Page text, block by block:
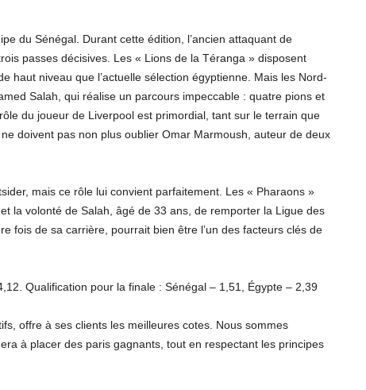
du Sénégal. Durant cette édition, l’ancien attaquant de
passes décisives. Les « Lions de la Téranga » disposent
haut niveau que l’actuelle sélection égyptienne. Mais les Nord-
Salah, qui réalise un parcours impeccable : quatre pions et
du joueur de Liverpool est primordial, tant sur le terrain que
doivent pas non plus oublier Omar Marmoush, auteur de deux
mais ce rôle lui convient parfaitement. Les « Pharaons »
la volonté de Salah, âgé de 33 ans, de remporter la Ligue des
fois de sa carrière, pourrait bien être l’un des facteurs clés de
Qualification pour la finale : Sénégal – 1,51, Égypte – 2,39
offre à ses clients les meilleures cotes. Nous sommes
à placer des paris gagnants, tout en respectant les principes